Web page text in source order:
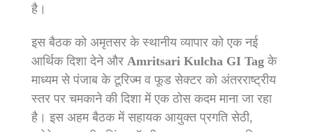
है।
इस बैठक को अमृतसर के स्थानीय व्यापार को एक नई
आर्थिक दिशा देने और Amritsari Kulcha GI Tag के
माध्यम से पंजाब के टूरिज्म व फूड सेक्टर को अंतरराष्ट्रीय
स्तर पर चमकाने की दिशा में एक ठोस कदम माना जा रहा
है। इस अहम बैठक में सहायक आयुक्त प्रगति सेठी,